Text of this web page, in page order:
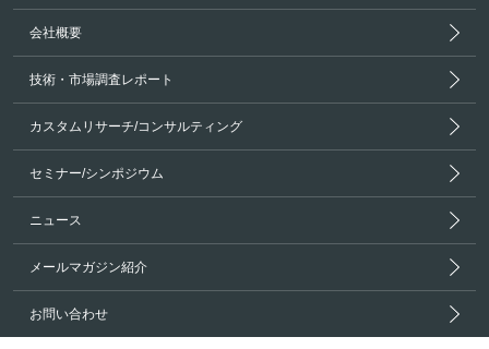
会社概要
技術・市場調査レポート
カスタムリサーチ/コンサルティング
セミナー/シンポジウム
ニュース
メールマガジン紹介
お問い合わせ